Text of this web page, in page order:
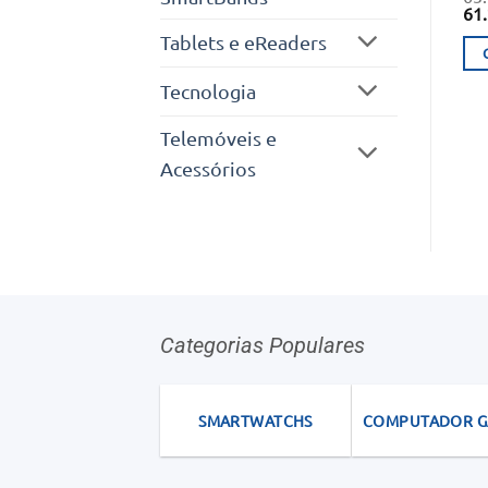
Tablets e eReaders
Tecnologia
Telemóveis e
Acessórios
O
Categorias Populares
SMARTWATCHS COMPUTADOR